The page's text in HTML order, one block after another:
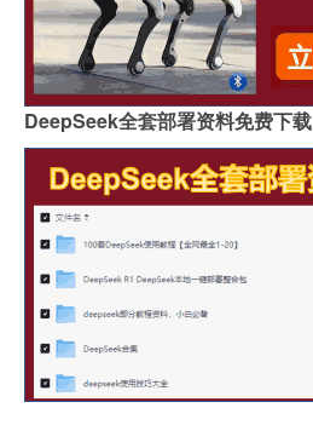
DeepSeek全套部署资料免费下载